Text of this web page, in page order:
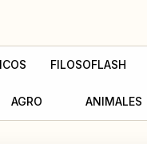
FILOSOFLASH
AGRO ANIMALES